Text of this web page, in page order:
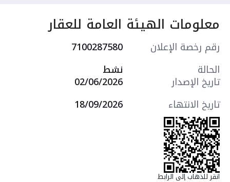
معلومات الهيئة العامة للعقار
رقم رخصة الإعلان
7100287580
الحالة
نشط
تاريخ الإصدار
02/06/2026
تاريخ الانتهاء
18/09/2026
انقر للذهاب إلى الرابط